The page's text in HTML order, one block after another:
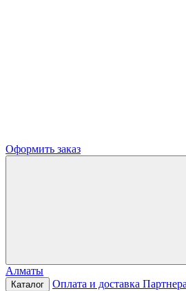
Оформить заказ
Алматы
Каталог Оплата и доставка